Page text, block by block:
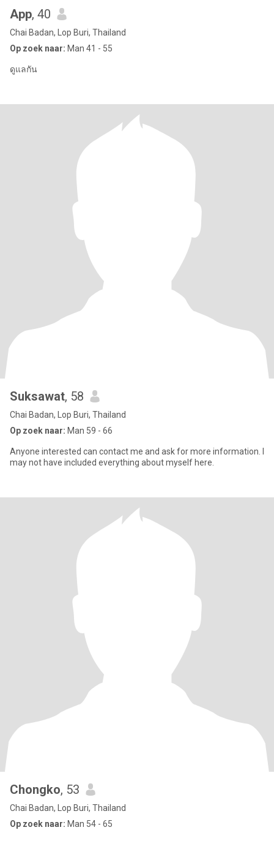
App, 40
Chai Badan, Lop Buri, Thailand
Op zoek naar: Man 41 - 55
ดูแลกัน
Suksawat, 58
Chai Badan, Lop Buri, Thailand
Op zoek naar: Man 59 - 66
Anyone interested can contact me and ask for more information. I
may not have included everything about myself here.
Chongko, 53
Chai Badan, Lop Buri, Thailand
Op zoek naar: Man 54 - 65